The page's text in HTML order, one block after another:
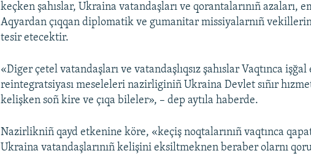
keçken şahıslar, Ukraina vatandaşları ve qorantalarınıñ azaları,
Aqyardan çıqqan diplomatik ve gumanitar missiyalarnıñ
tesir etecektir.
«Diger çetel vatandaşları ve vatandaşlıqsız şahıslar Vaqtınca
reintegratsiyası meseleleri nazirliginiñ Ukraina Devlet sıñır
kelişken soñ kire ve çıqa bileler», – dep aytıla haberde.
Nazirlikniñ qayd etkenine köre, «keçiş noqtalarınıñ vaqtınca
Ukraina vatandaşlarınıñ kelişini eksiltmeknen beraber olarnı